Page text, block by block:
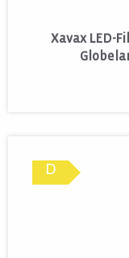
Xavax LED-
D